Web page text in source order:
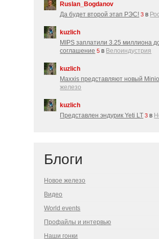
Ruslan_Bogdanov
Да будет второй этап РЭС! 3 в
kuzlich
MIPS заплатили 3.25 миллиона
соглашение 5 в Велоиндустрия
kuzlich
Maxxis представляют новый
железо
kuzlich
Представлен эндурик Yeti LT 3 в
Блоги
Новое железо
Видео
World events
Профайлы и интервью
Наши гонки